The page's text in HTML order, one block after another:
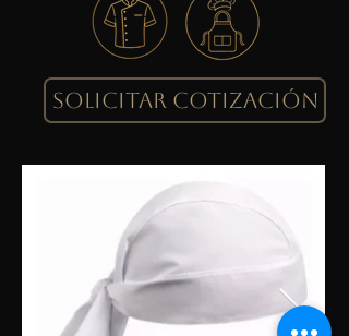
SOLICITAR COTIZACIÓN